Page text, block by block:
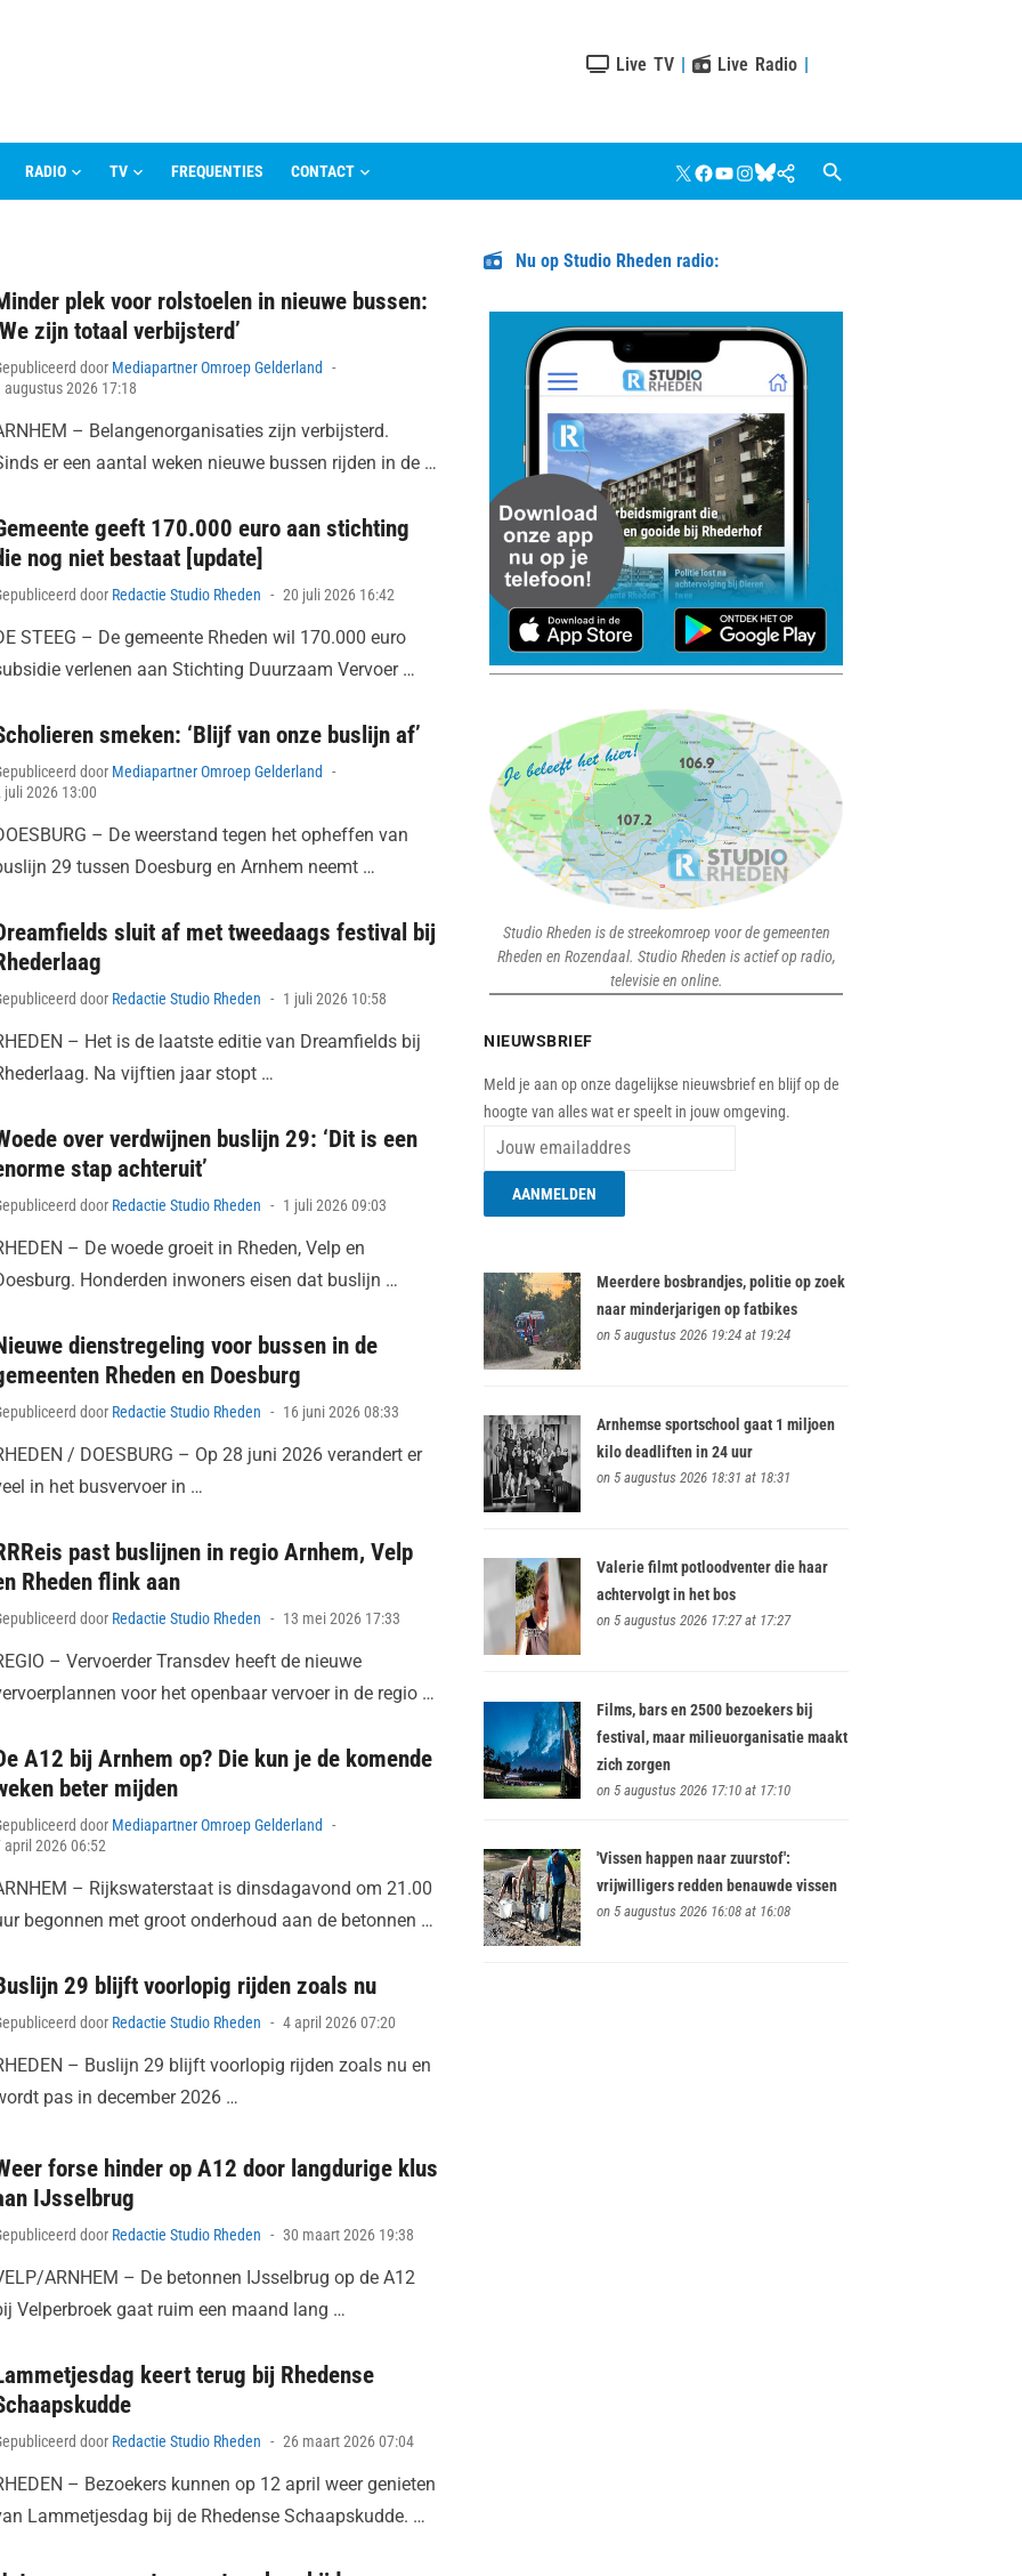
Live TV | Live Radio |
RADIO TV FREQUENTIES CONTACT X Facebook
YouTube
Instagram
Bluesky
Google
Nieuws
plek voor rolstoelen in nieuwe bussen:
zijn totaal verbijsterd’
door Mediapartner Omroep Gelderland
augustus 2026 17:18
– Belangenorganisaties zijn verbijsterd.
er een aantal weken nieuwe bussen rijden in de …
geeft 170.000 euro aan stichting
nog niet bestaat [update]
door Redactie Studio Rheden
Posted
20 juli 2026 16:42
STEEG – De gemeente Rheden wil 170.000 euro
verlenen aan Stichting Duurzaam Vervoer …
smeken: ‘Blijf van onze buslijn af’
door Mediapartner Omroep Gelderland
juli 2026 13:00
– De weerstand tegen het opheffen van
29 tussen Doesburg en Arnhem neemt …
sluit af met tweedaags festival bij
door Redactie Studio Rheden
Posted
1 juli 2026 10:58
– Het is de laatste editie van Dreamfields bij
Na vijftien jaar stopt …
over verdwijnen buslijn 29: ‘Dit is een
stap achteruit’
door Redactie Studio Rheden
Posted
1 juli 2026 09:03
– De woede groeit in Rheden, Velp en
Honderden inwoners eisen dat buslijn …
dienstregeling voor bussen in de
Rheden en Doesburg
door Redactie Studio Rheden
Posted
16 juni 2026 08:33
/ DOESBURG – Op 28 juni 2026 verandert er
in het busvervoer in …
past buslijnen in regio Arnhem, Velp
Rheden flink aan
door Redactie Studio Rheden
Posted
13 mei 2026 17:33
– Vervoerder Transdev heeft de nieuwe
voor het openbaar vervoer in de regio …
A12 bij Arnhem op? Die kun je de komende
beter mijden
door Mediapartner Omroep Gelderland
april 2026 06:52
– Rijkswaterstaat is dinsdagavond om 21.00
begonnen met groot onderhoud aan de betonnen …
29 blijft voorlopig rijden zoals nu
door Redactie Studio Rheden
Posted
4 april 2026 07:20
– Buslijn 29 blijft voorlopig rijden zoals nu en
pas in december 2026 …
forse hinder op A12 door langdurige klus
IJsselbrug
door Redactie Studio Rheden
Posted
30 maart 2026 19:38
ARNHEM – De betonnen IJsselbrug op de A12
Velperbroek gaat ruim een maand lang …
keert terug bij Rhedense
door Redactie Studio Rheden
Posted
26 maart 2026 07:04
– Bezoekers kunnen op 12 april weer genieten
Lammetjesdag bij de Rhedense Schaapskudde. …
Nu op Studio Rheden radio:
Studio Rheden is de streekomroep voor de gemeenten
Rheden en Rozendaal. Studio Rheden is actief op radio,
televisie en online.
NIEUWSBRIEF
Meld je aan op onze dagelijkse nieuwsbrief en blijf op de
hoogte van alles wat er speelt in jouw omgeving.
Meerdere bosbrandjes, politie op zoek
naar minderjarigen op fatbikes
on 5 augustus 2026 19:24 at 19:24
Arnhemse sportschool gaat 1 miljoen
kilo deadliften in 24 uur
on 5 augustus 2026 18:31 at 18:31
Valerie filmt potloodventer die haar
achtervolgt in het bos
on 5 augustus 2026 17:27 at 17:27
Films, bars en 2500 bezoekers bij
festival, maar milieuorganisatie maakt
zich zorgen
on 5 augustus 2026 17:10 at 17:10
'Vissen happen naar zuurstof':
vrijwilligers redden benauwde vissen
on 5 augustus 2026 16:08 at 16:08